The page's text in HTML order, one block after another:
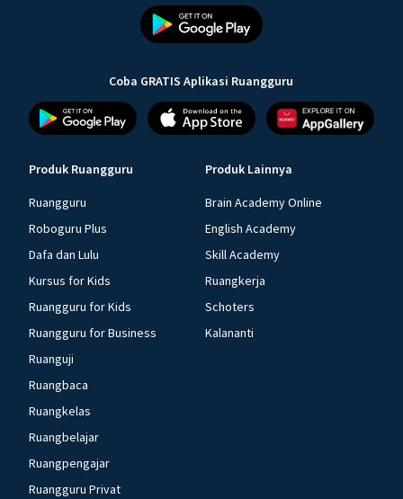
Coba GRATIS Aplikasi Ruangguru
Produk Ruangguru
Ruangguru
Roboguru Plus
Dafa dan Lulu
Kursus for Kids
Ruangguru for Kids
Ruangguru for Business
Ruanguji
Ruangbaca
Ruangkelas
Ruangbelajar
Ruangpengajar
Ruangguru Privat
Produk Lainnya
Brain Academy Online
English Academy
Skill Academy
Ruangkerja
Schoters
Kalananti